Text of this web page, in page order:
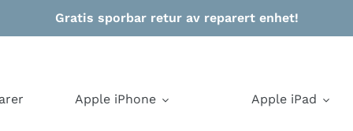
Gratis sporbar retur av reparert enhet!
Apple iPhone Apple iPad